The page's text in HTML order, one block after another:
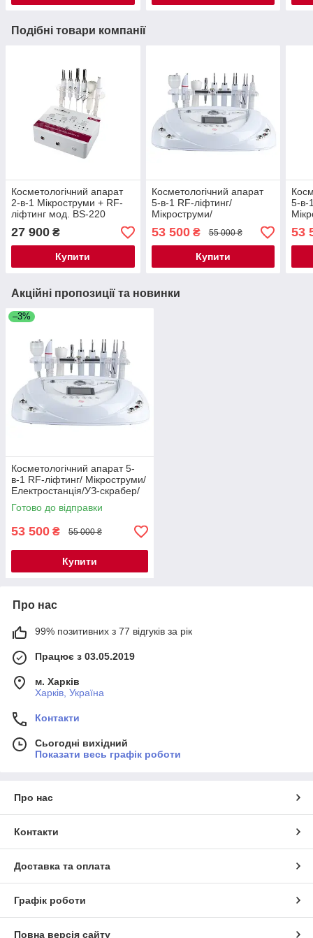
Подібні товари компанії
Косметологічний апарат
2-в-1 Мікроструми + RF-
ліфтинг мод. BS-220
27 900 ₴
Купити
Косметологічний апарат
5-в-1 RF-ліфтинг/
Мікроструми/
Електростанція/УЗ-
скрабер/
Мікродермабразія мод.
53 500₴ 55 000 ₴
Купити
5-в-
53
Акційні пропозиції та новинки
–3%
Косметологічний апарат 5-
в-1 RF-ліфтинг/ Мікроструми/
Електростанція/УЗ-скрабер/
Мікродермабразія мод. 6008
Готово до відправки
53 500 ₴ 55 000 ₴
Купити
Про нас
99% позитивних з 77 відгуків за рік
Працює з 03.05.2019
м. Харків
Харків, Україна
Контакти
Сьогодні вихідний
Показати весь графік роботи
Про нас
Контакти
Доставка та оплата
Графік роботи
Повна версія сайту